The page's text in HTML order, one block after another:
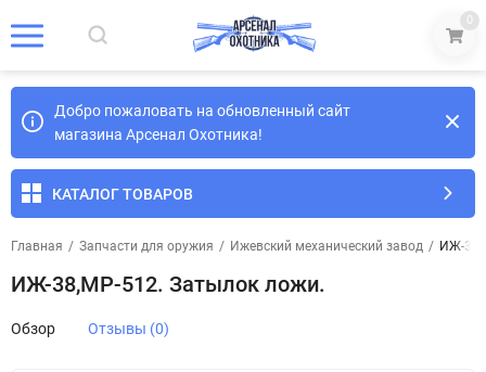
0
Добро пожаловать на обновленный сайт
магазина Арсенал Охотника!
КАТАЛОГ ТОВАРОВ
Главная / Запчасти для оружия / Ижевский механический завод / ИЖ-
ИЖ-38,МР-512. Затылок ложи.
Обзор Отзывы (0)